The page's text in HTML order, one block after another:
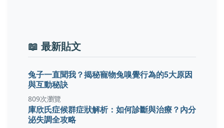
📖 最新貼文
兔子一直聞我？揭秘寵物兔嗅覺行為的5大原因
與互動秘訣
809次瀏覽
庫欣氏症候群症狀解析：如何診斷與治療？內分
泌失調全攻略